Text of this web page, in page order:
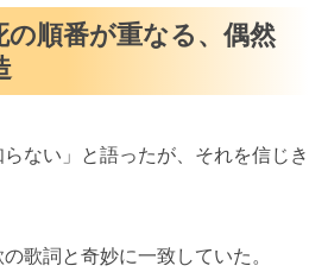
の順番が重なる、偶然
ない」と語ったが、それを信じき
歌詞と奇妙に一致していた。